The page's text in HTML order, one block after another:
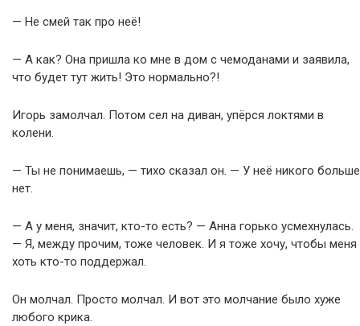
— Не смей так про неё!
— А как? Она пришла ко мне в дом с чемоданами и заявила,
что будет тут жить! Это нормально?!
Игорь замолчал. Потом сел на диван, упёрся локтями в
колени.
— Ты не понимаешь, — тихо сказал он. — У неё никого больше
нет.
— А у меня, значит, кто-то есть? — Анна горько усмехнулась.
— Я, между прочим, тоже человек. И я тоже хочу, чтобы меня
хоть кто-то поддержал.
Он молчал. Просто молчал. И вот это молчание было хуже
любого крика.